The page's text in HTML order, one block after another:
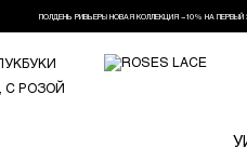
ПОЛДЕНЬ РИВЬЕРЫ НОВАЯ КОЛЛЕКЦИЯ −10% НА ПЕРВЫЙ